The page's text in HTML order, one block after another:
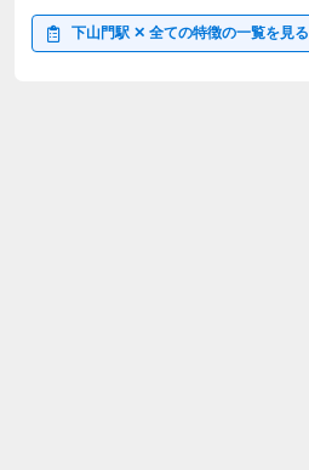
下山門駅 ✕ 全ての特徴の一覧を見る